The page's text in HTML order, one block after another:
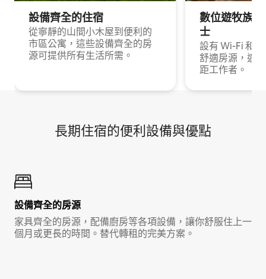
設備齊全的住宿
從寧靜的山間小木屋到便利的
市區公寓，這些設備齊全的房
源可提供所有生活所需。
數位遊牧族
士
設有 Wi-Fi 和
舒適房源，適
距工作者。
長期住宿的便利設備與優點
設備齊全的房源
家具齊全的房源，配備廚房等各項設備，讓你舒服住上一
個月或更長的時間。替代轉租的完美方案。